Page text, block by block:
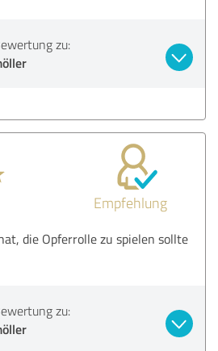
zu:
Empfehlung
die Opferrolle zu spielen sollte
zu: